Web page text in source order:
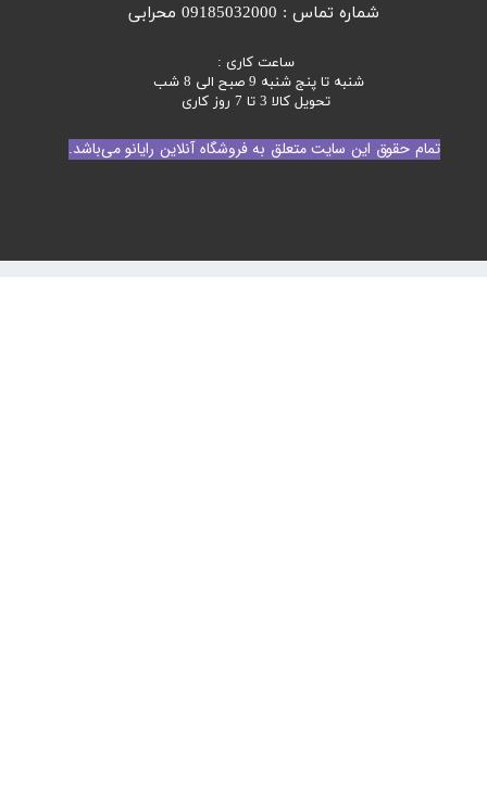
تمام حقوق این سایت متعلق به فروشگاه آنلاین رایانو می‌باشد.
ساعت کاری :
شنبه تا پنج شنبه 9 صبح الی 8 شب
تحویل کالا 3 تا 7 روز کاری
شماره تماس : 09185032000 محرابی